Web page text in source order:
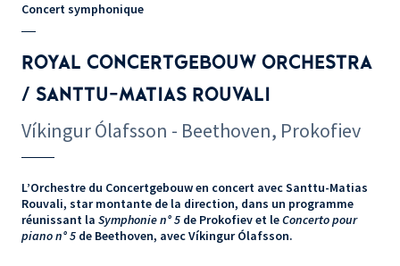
Concert symphonique
ROYAL CONCERTGEBOUW ORCHESTRA
/ SANTTU-MATIAS ROUVALI
Víkingur Ólafsson - Beethoven, Prokofiev
L’Orchestre du Concertgebouw en concert avec Santtu-Matias
Rouvali, star montante de la direction, dans un programme
réunissant la Symphonie n° 5 de Prokofiev et leConcerto pour
piano n° 5 de Beethoven, avec Víkingur Ólafsson.